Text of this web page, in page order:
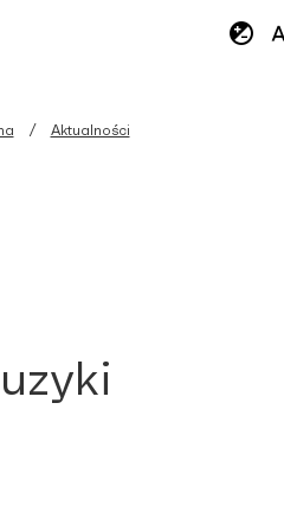
Aktualności